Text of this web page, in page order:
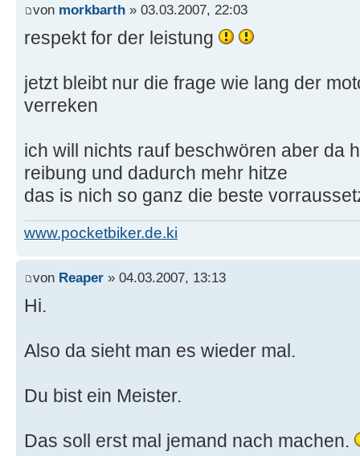
von morkbarth » 03.03.2007, 22:03
respekt for der leistung
jetzt bleibt nur die frage wie lang der
verreken
ich will nichts rauf beschwören aber da
reibung und dadurch mehr hitze
das is nich so ganz die beste
www.pocketbiker.de.ki
von Reaper » 04.03.2007, 13:13
Hi.
Also da sieht man es wieder mal.
Du bist ein Meister.
Das soll erst mal jemand nach machen.